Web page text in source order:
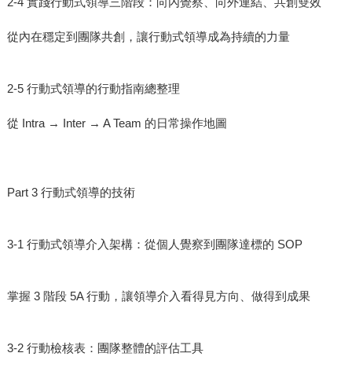
從內在穩定到團隊共創，讓行動式領導成為持續的力量
2-5 行動式領導的行動指南總整理
從 Intra → Inter → A Team 的日常操作地圖
Part 3 行動式領導的技術
3-1 行動式領導介入架構：從個人覺察到團隊達標的 SOP
掌握 3 階段 5A 行動，讓領導介入看得見方向、做得到成果
3-2 行動檢核表：團隊整體的評估工具